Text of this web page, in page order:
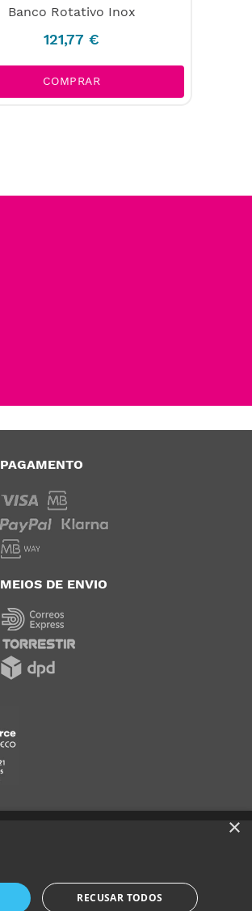
Banco Rotativo Inox
121,77 €
COMPRAR
PAGAMENTO
MEIOS DE ENVIO
×
RECUSAR TODOS